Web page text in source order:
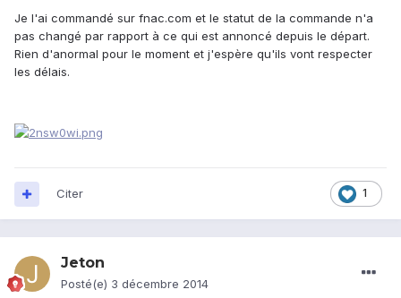
Je l'ai commandé sur fnac.com et le statut de la commande n'a
pas changé par rapport à ce qui est annoncé depuis le départ.
Rien d'anormal pour le moment et j'espère qu'ils vont respecter
les délais.
1
Citer
Jeton
Posté(e) 3 décembre 2014